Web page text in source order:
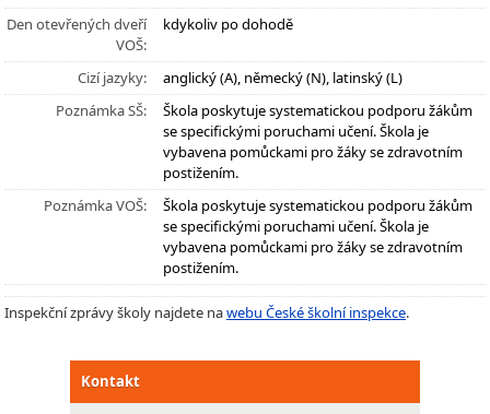
Den otevřených dveří
VOŠ:
kdykoliv po dohodě
Cizí jazyky:
anglický (A), německý (N), latinský (L)
Poznámka SŠ:
Škola poskytuje systematickou podporu žákům
se specifickými poruchami učení. Škola je
vybavena pomůckami pro žáky se zdravotním
postižením.
Poznámka VOŠ:
Škola poskytuje systematickou podporu žákům
se specifickými poruchami učení. Škola je
vybavena pomůckami pro žáky se zdravotním
postižením.
Inspekční zprávy školy najdete nawebu České školní inspekce.
Kontakt